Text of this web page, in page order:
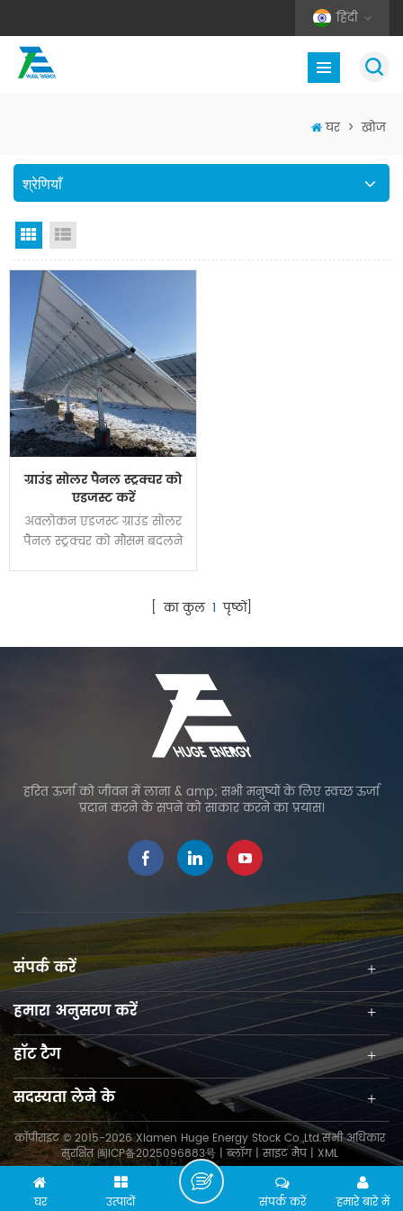
हिंदी
घर > खोज
श्रेणियाँ
जाली देखना
ग्राउंड सोलर पैनल स्ट्रक्चर को
एडजस्ट करें
अवलोकन एडजस्ट ग्राउंड सोलर
पैनल स्ट्रक्चर को मौसम बदलने
डिज़ाइन किया गया है। यह
है। संपूर्ण स्थिरता सुनिश्चित करने
के लिए संरचना के लिए कार्बन
स्टील को मुख्य सामग्री के रूप में
[ का कुल 1 पृष्ठों]
हरित ऊर्जा को जीवन में लाना & amp; सभी मनुष्यों के लिए स्वच्छ ऊर्जा
प्रदान करने के सपने को साकार करने का प्रयास।
संपर्क करें
हमारा अनुसरण करें
हॉट टैग
सदस्यता लेने के
कॉपीराइट © 2015-2026 Xiamen Huge Energy Stock Co.,Ltd.सभी अधिकार
सुरक्षित闽ICP备2025096883号|ब्लॉग|साइट मैप| XML
घर उत्पादों हमारे बारे में
संपर्क करें